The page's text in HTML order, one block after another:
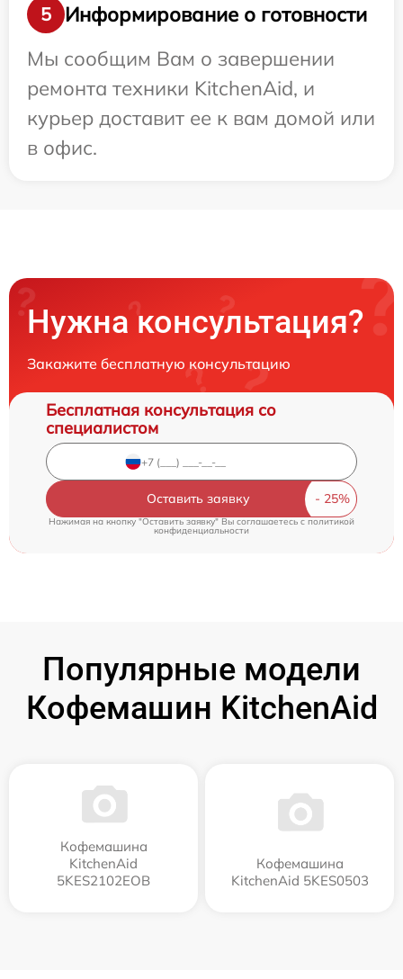
5
Информирование о готовности
Мы сообщим Вам о завершении
ремонта техники KitchenAid, и
курьер доставит ее к вам домой или
в офис.
Нужна консультация?
Закажите бесплатную консультацию
Бесплатная консультация со
специалистом
Оставить заявку
Нажимая на кнопку "Оставить заявку" Вы соглашаетесь cполитикой
конфиденциальности
Популярные модели
Кофемашин KitchenAid
Кофемашина
KitchenAid
5KES2102EOB
Кофемашина
KitchenAid 5KES0503